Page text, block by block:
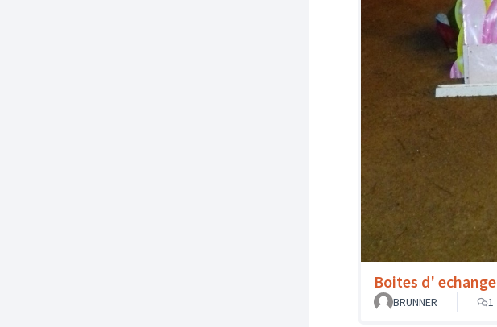
Boites d' echange
BRUNNER
1